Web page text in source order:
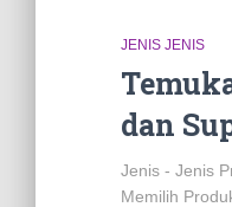
JENIS JENIS
dan
Jenis - Jenis
Memilih